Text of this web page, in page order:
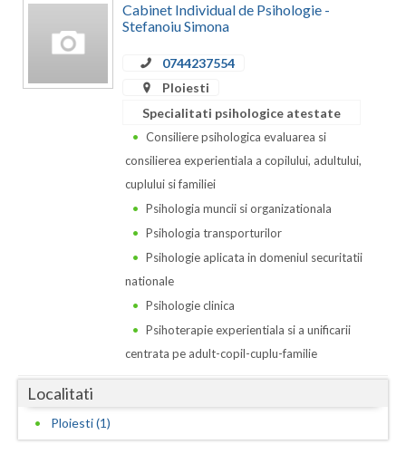
Caras-Severin
Harghita
Hunedoara
Cabinet Individual de Psihologie -
Stefanoiu Simona
0744237554
Ploiesti
Specialitati psihologice atestate
Consiliere psihologica evaluarea si
consilierea experientiala a copilului, adultului,
cuplului si familiei
Psihologia muncii si organizationala
Psihologia transporturilor
Psihologie aplicata in domeniul securitatii
nationale
Psihologie clinica
Psihoterapie experientiala si a unificarii
centrata pe adult-copil-cuplu-familie
Localitati
Ploiesti (1)